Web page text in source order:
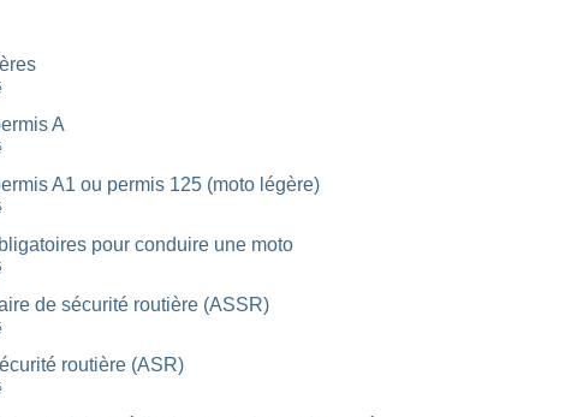
A
A1 ou permis 125 (moto légère)
pour conduire une moto
de sécurité routière (ASSR)
routière (ASR)